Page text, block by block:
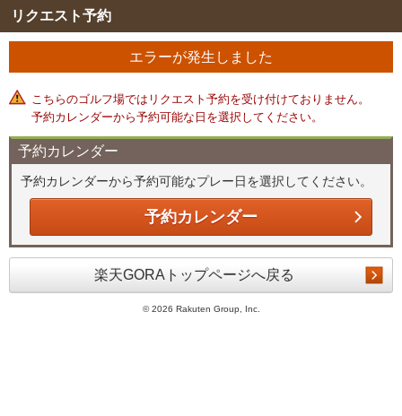
リクエスト予約
エラーが発生しました
こちらのゴルフ場ではリクエスト予約を受け付けておりません。
予約カレンダーから予約可能な日を選択してください。
予約カレンダー
予約カレンダーから予約可能なプレー日を選択してください。
予約カレンダー
楽天GORAトップページへ戻る
©2026 Rakuten Group, Inc.